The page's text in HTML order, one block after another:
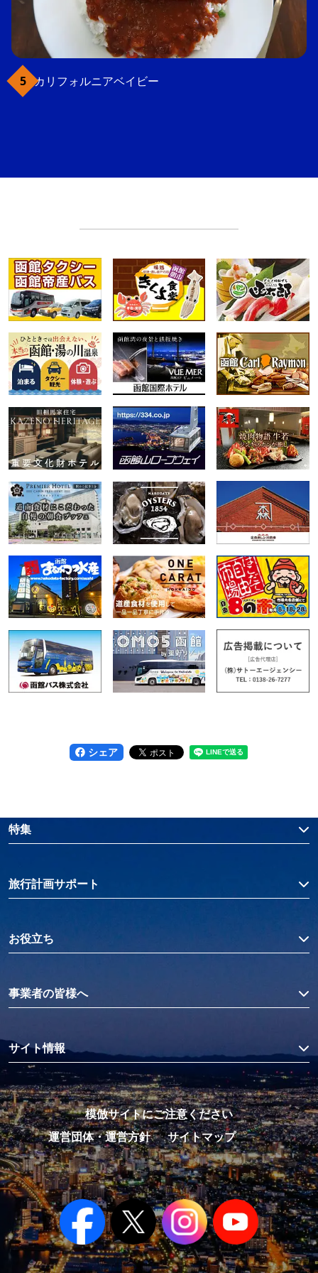
カリフォルニアベイビー
シェア
特集
旅行計画サポート
お役立ち
事業者の皆様へ
サイト情報
模倣サイトにご注意ください
運営団体・運営方針
サイトマップ